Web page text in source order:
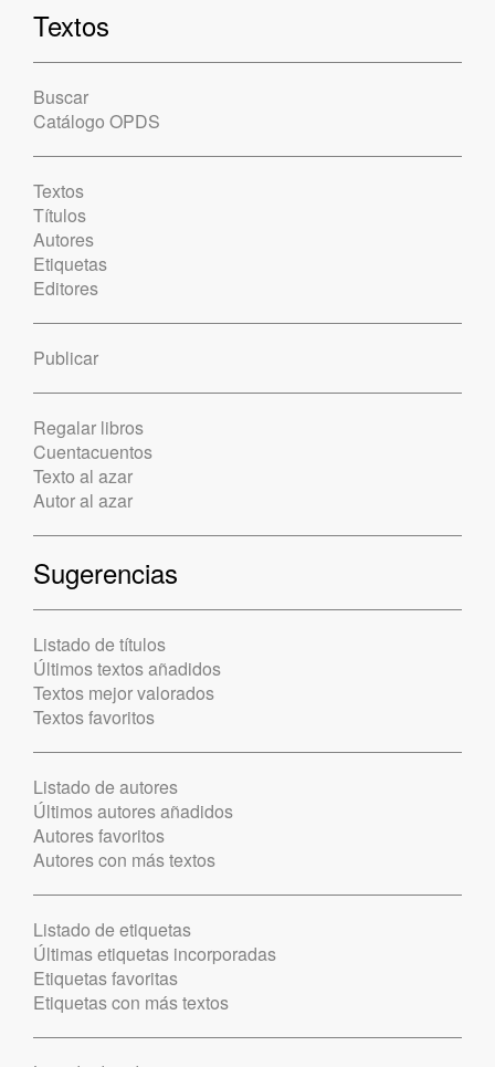
Textos
Buscar
Catálogo OPDS
Textos
Títulos
Autores
Etiquetas
Editores
Publicar
Regalar libros
Cuentacuentos
Texto al azar
Autor al azar
Sugerencias
Listado de títulos
Últimos textos añadidos
Textos mejor valorados
Textos favoritos
Listado de autores
Últimos autores añadidos
Autores favoritos
Autores con más textos
Listado de etiquetas
Últimas etiquetas incorporadas
Etiquetas favoritas
Etiquetas con más textos